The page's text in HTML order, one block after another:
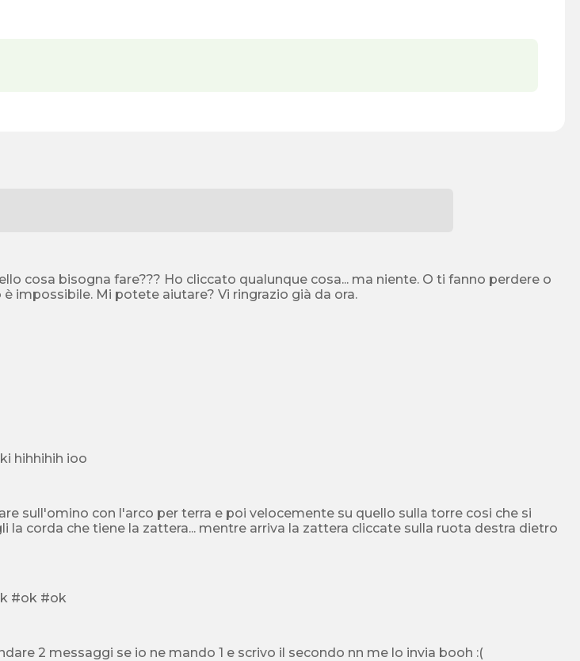
cosa bisogna fare??? Ho cliccato qualunque cosa... ma niente. O ti fanno perdere o
non fanno niente, il gioco è impossibile. Mi potete aiutare? Vi ringrazio già da ora.
hihhihih ioo
sull'omino con l'arco per terra e poi velocemente su quello sulla torre cosi che si
la corda che tiene la zattera... mentre arriva la zattera cliccate sulla ruota destra dietro
STUPENDO!!!! :D :D :D #ok #ok #ok
2 messaggi se io ne mando 1 e scrivo il secondo nn me lo invia booh :(